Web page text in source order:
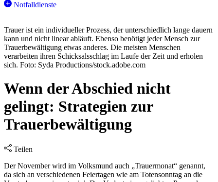
Notfalldienste
Trauer ist ein individueller Prozess, der unterschiedlich lange dauern
kann und nicht linear abläuft. Ebenso benötigt jeder Mensch zur
Trauerbewältigung etwas anderes. Die meisten Menschen
verarbeiten ihren Schicksalsschlag im Laufe der Zeit und erholen
sich. Foto: Syda Productions/stock.adobe.com
Wenn der Abschied nicht
gelingt: Strategien zur
Trauerbewältigung
Teilen
Der November wird im Volksmund auch „Trauermonat“ genannt,
da sich an verschiedenen Feiertagen wie am Totensonntag an die